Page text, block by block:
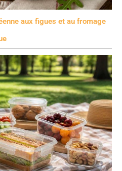
aux figues et au fromage